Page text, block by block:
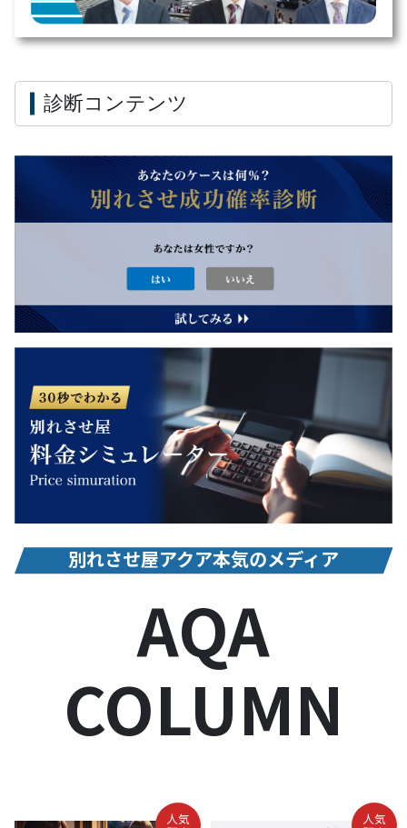
診断コンテンツ
別れさせ屋アクア本気のメディア
AQA
COLUMN
人気 人気